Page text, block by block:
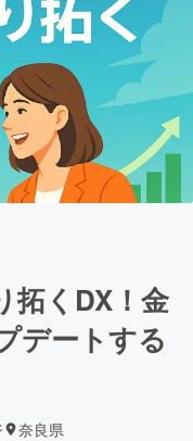
拓くDX！金
デートする
奈良県